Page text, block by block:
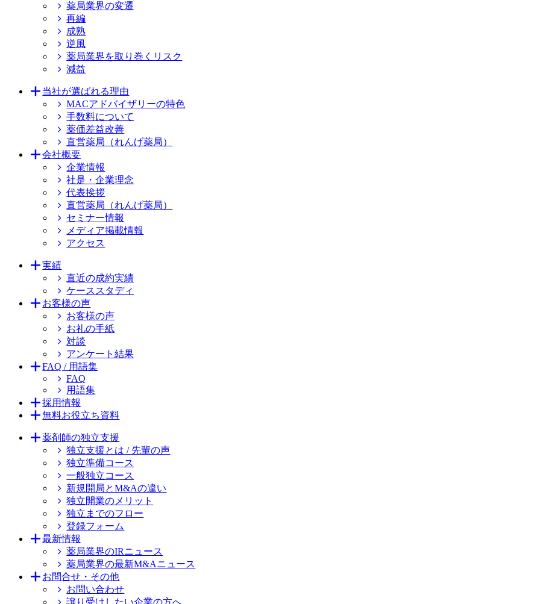
薬局業界の変遷
再編
成熟
逆風
薬局業界を取り巻くリスク
減益
当社が選ばれる理由
MACアドバイザリーの特色
手数料について
薬価差益改善
直営薬局（れんげ薬局）
会社概要
企業情報
社是・企業理念
代表挨拶
直営薬局（れんげ薬局）
セミナー情報
メディア掲載情報
アクセス
実績
直近の成約実績
ケーススタディ
お客様の声
お客様の声
お礼の手紙
対談
アンケート結果
FAQ / 用語集
FAQ
用語集
採用情報
無料お役立ち資料
薬剤師の独立支援
独立支援とは / 先輩の声
独立準備コース
一般独立コース
新規開局とM&Aの違い
独立開業のメリット
独立までのフロー
登録フォーム
最新情報
薬局業界のIRニュース
薬局業界の最新M&Aニュース
お問合せ・その他
お問い合わせ